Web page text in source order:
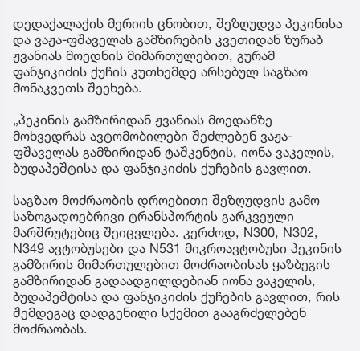
დედაქალაქის მერიის ცნობით, შეზღუდვა პეკინისა
და ვაჟა-ფშაველას გამზირების კვეთიდან ზურაბ
ჟვანიას მოედნის მიმართულებით, გურამ
ფანჯიკიძის ქუჩის კუთხემდე არსებულ საგზაო
მონაკვეთს შეეხება.
„პეკინის გამზირიდან ჟვანიას მოედანზე
მოხვედრას ავტომობილები შეძლებენ ვაჟა-
ფშაველას გამზირიდან ტაშკენტის, იონა ვაკელის,
ბუდაპეშტისა და ფანჯიკიძის ქუჩების გავლით.
საგზაო მოძრაობის დროებითი შეზღუდვის გამო
საზოგადოებრივი ტრანსპორტის გარკვეული
მარშრუტებიც შეიცვლება. კერძოდ, N300, N302,
N349 ავტობუსები და N531 მიკროავტობუსი პეკინის
გამზირის მიმართულებით მოძრაობისას ყაზბეგის
გამზირიდან გადაადგილდებიან იონა ვაკელის,
ბუდაპეშტისა და ფანჯიკიძის ქუჩების გავლით, რის
შემდეგაც დადგენილი სქემით გააგრძელებენ
მოძრაობას.